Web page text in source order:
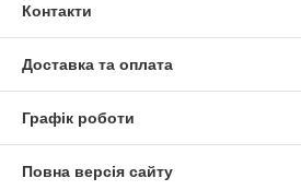
Плівка, за допомогою якої
гама, не тільки надає конструкції
ультрафіолетових променів та
На такій поверхні не залишається
незначних ударах.
Особливо популярні однотонні
Контакти
Доставка та оплата
Графік роботи
Повна версія сайту